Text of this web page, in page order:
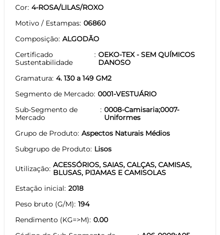
Cor 4-ROSA/LILAS/ROXO
Motivo / Estampas 06860
Composição ALGODÃO
Certificado
Sustentabilidade
OEKO-TEX - SEM QUÍMICOS
DANOSO
Gramatura 4. 130 a 149 GM2
Segmento de Mercado 0001-VESTUÁRIO
Sub-Segmento de
Mercado
0008-Camisaria;0007-
Uniformes
Grupo de Produto Aspectos Naturais Médios
Subgrupo de Produto Lisos
Utilização ACESSÓRIOS, SAIAS, CALÇAS, CAMISAS,
BLUSAS, PIJAMAS E CAMISOLAS
Estação inicial 2018
Peso bruto (G/M) 194
Rendimento (KG=>M) 0.00